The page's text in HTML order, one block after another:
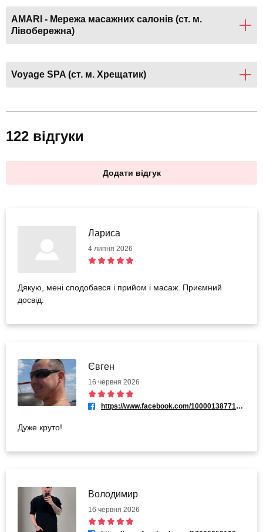
AMARI - Мережа масажних салонів (ст. м.
Лівобережна)
Voyage SPA (ст. м. Хрещатик)
122 відгуки
Додати відгук
Лариса
4 липня 2026
Дякую, мені сподобався і прийом і масаж. Приємний
досвід.
Євген
16 червня 2026
https://www.facebook.com/100001387712176
Дуже круто!
Володимир
16 червня 2026